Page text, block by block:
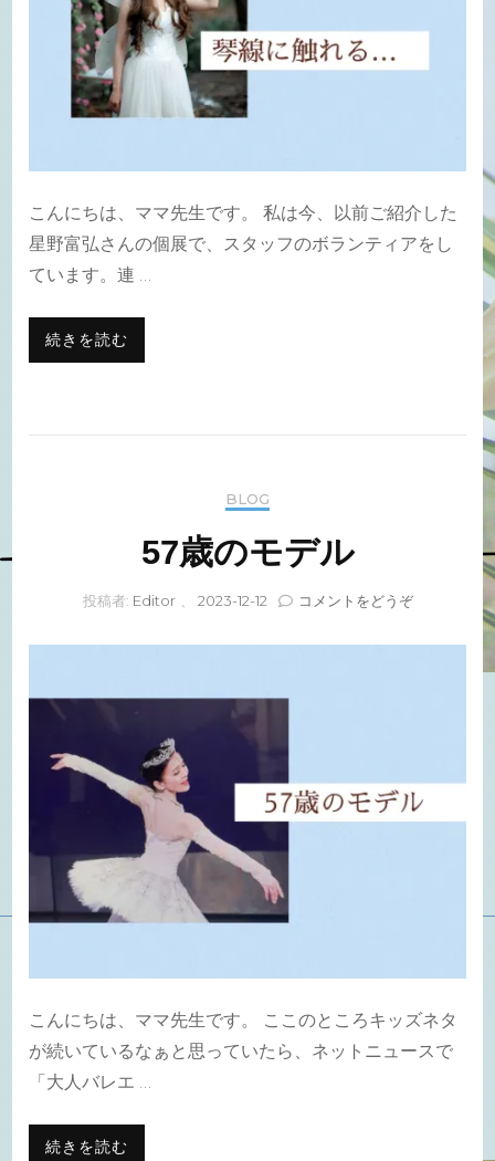
こんにちは、ママ先生です。 私は今、以前ご紹介した
星野富弘さんの個展で、スタッフのボランティアをし
ています。連 …
続きを読む
BLOG
57歳のモデル
投稿者: Editor 2023-12-12 コメントをどうぞ(57
の
こんにちは、ママ先生です。 ここのところキッズネタ
が続いているなぁと思っていたら、ネットニュースで
「大人バレエ …
続きを読む